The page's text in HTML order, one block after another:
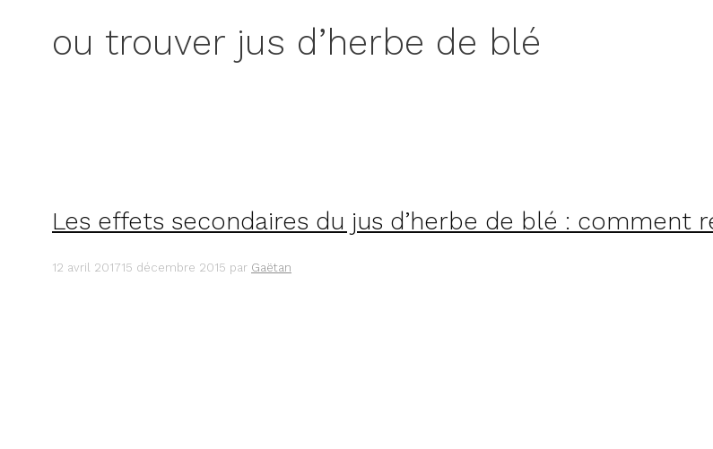
ou trouver jus d’herbe de blé
Les effets secondaires du jus d’herbe de blé : comment
12 avril 201715 décembre 2015 par Gaëtan